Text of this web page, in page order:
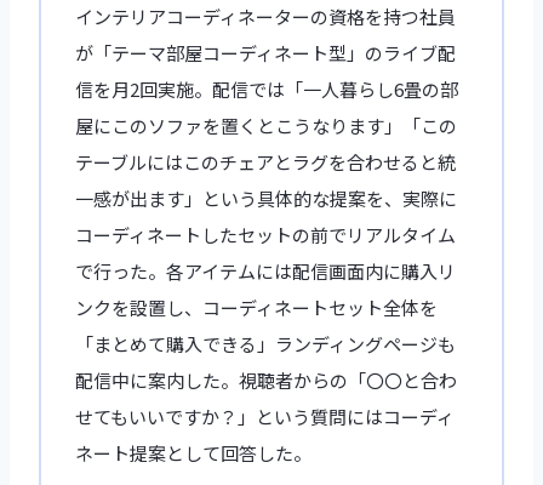
インテリアコーディネーターの資格を持つ社員
が「テーマ部屋コーディネート型」のライブ配
信を月2回実施。配信では「一人暮らし6畳の部
屋にこのソファを置くとこうなります」「この
テーブルにはこのチェアとラグを合わせると統
一感が出ます」という具体的な提案を、実際に
コーディネートしたセットの前でリアルタイム
で行った。各アイテムには配信画面内に購入リ
ンクを設置し、コーディネートセット全体を
「まとめて購入できる」ランディングページも
配信中に案内した。視聴者からの「〇〇と合わ
せてもいいですか？」という質問にはコーディ
ネート提案として回答した。